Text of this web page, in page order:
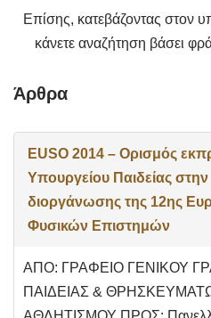
Επίσης, κατεβάζοντας στον
κάνετε αναζήτηση βάσει
Άρθρα
EUSO 2014 – Ορισμός
Υπουργείου Παιδείας
διοργάνωσης της 12ης
Φυσικών Επιστημών
ΑΠΟ: ΓΡΑΦΕΙΟ ΓΕΝΙΚΟΥ
ΠΑΙΔΕΙΑΣ &